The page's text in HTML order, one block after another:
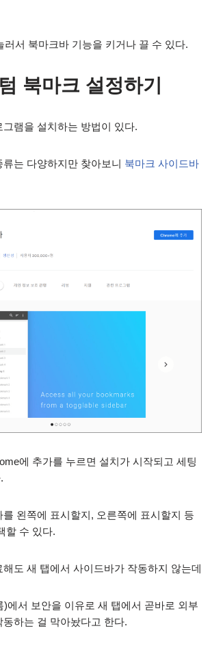
러서 북마크바 기능을 키거나 끌 수 있다.
북마크 설정하기
램을 설치하는 방법이 있다.
는 다양하지만 찾아보니 북마크 사이드바
에 추가를 누르면 설치가 시작되고 세팅
왼쪽에 표시할지, 오른쪽에 표시할지 등
할 수 있다.
도 새 탭에서 사이드바가 작동하지 않는데
)에서 보안을 이유로 새 탭에서 곧바로 외부
하는 걸 막아놨다고 한다.